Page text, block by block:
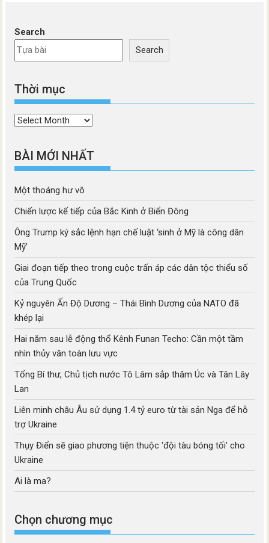
Search
Search
Thời mục
Thời
BÀI MỚI NHẤT
Một thoáng hư vô
Chiến lược kế tiếp của Bắc Kinh ở Biển Đông
Ông Trump ký sắc lệnh hạn chế luật ‘sinh ở Mỹ là công dân
Mỹ’
Giai đoạn tiếp theo trong cuộc trấn áp các dân tộc thiểu số
của Trung Quốc
Kỷ nguyên Ấn Độ Dương – Thái Bình Dương của NATO đã
khép lại
Hai năm sau lễ động thổ Kênh Funan Techo: Cần một tầm
nhìn thủy văn toàn lưu vực
Tổng Bí thư, Chủ tịch nước Tô Lâm sắp thăm Úc và Tân Lây
Lan
Liên minh châu Âu sử dụng 1.4 tỷ euro từ tài sản Nga để hỗ
trợ Ukraine
Thụy Điển sẽ giao phương tiện thuộc ‘đội tàu bóng tối’ cho
Ukraine
Ai là ma?
Chọn chương mục